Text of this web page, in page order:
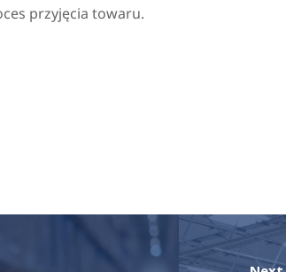
przyjęcia towaru.